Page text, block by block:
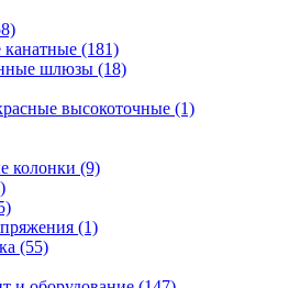
канатные (181)
шлюзы (18)
высокоточные (1)
колонки (9)
(1)
(55)